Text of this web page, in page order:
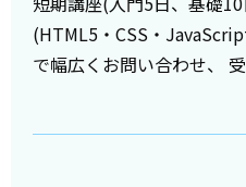
(HTML5・CSS・
で幅広くお問い合わせ、